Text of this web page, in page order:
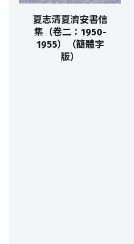
夏志清夏濟安書信
集（卷二：1950-
1955）（簡體字
版）